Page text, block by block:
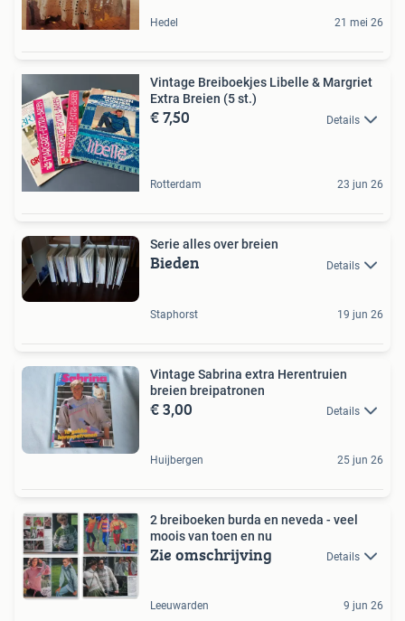
Hedel 21 mei 26
Vintage Breiboekjes Libelle & Margriet
Extra Breien (5 st.)
€ 7,50 Details
Rotterdam 23 jun 26
Serie alles over breien
Bieden Details
Staphorst 19 jun 26
Vintage Sabrina extra Herentruien
breien breipatronen
€ 3,00 Details
Huijbergen 25 jun 26
2 breiboeken burda en neveda - veel
moois van toen en nu
Zie omschrijving Details
Leeuwarden 9 jun 26